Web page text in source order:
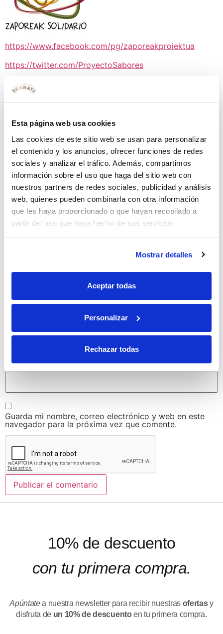
Esta página web usa cookies
Las cookies de este sitio web se usan para personalizar
el contenido y los anuncios, ofrecer funciones de redes
sociales y analizar el tráfico. Además, compartimos
información sobre el uso que haga del sitio web con
nuestros partners de redes sociales, publicidad y análisis
web, quienes pueden combinarla con otra información
que les haya proporcionado o que hayan recopilado a
partir del uso que haya hecho de sus servicios.
Mostrar detalles
Aceptar todas
Personalizar
Rechazar todas
https://www.facebook.com/pg/zaporeakproiektua
https://twitter.com/ProyectoSabores
Etiquetado
Deja una respuesta
Tu dirección de correo electrónico no será publicada.
Los campos obligatorios están marcados con*
Comentario
Web
Guarda mi nombre, correo electrónico y web en este
navegador para la próxima vez que comente.
10% de descuento
con tu primera compra.
Apúntatea nuestra newsletter para recibir nuestras ofertasy
disfruta de un 10% de descuentoen tu primera compra.